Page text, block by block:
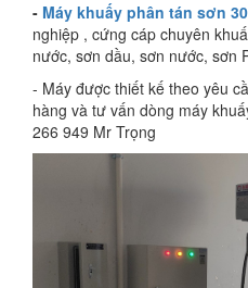
- Máy khuấy phân tán sơn
nghiệp , cứng cáp chuyên
nước, sơn dầu, sơn nước, sơn
- Máy được thiết kế theo yêu
hàng và tư vấn dòng máy
266 949 Mr Trọng